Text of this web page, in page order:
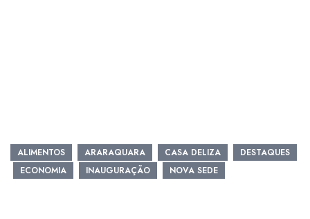
ALIMENTOS ARARAQUARA CASA DELIZA
DESTAQUES
ECONOMIA
INAUGURAÇÃO NOVA SEDE